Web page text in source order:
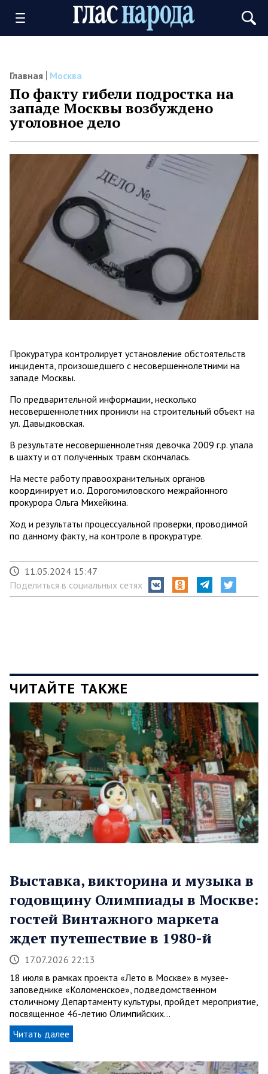
Главная Москва
По факту гибели подростка на
западе Москвы возбуждено
уголовное дело
Прокуратура контролирует установление обстоятельств
инцидента, произошедшего с несовершеннолетними на
западе Москвы.
По предварительной информации, несколько
несовершеннолетних проникли на строительный объект на
ул. Давыдковская.
В результате несовершеннолетняя девочка 2009 г.р. упала
в шахту и от полученных травм скончалась.
На месте работу правоохранительных органов
координирует и.о. Дорогомиловского межрайонного
прокурора Ольга Михейкина.
Ход и результаты процессуальной проверки, проводимой
по данному факту, на контроле в прокуратуре.
11.05.2024 15:47
Поделиться в социальных сетях
ЧИТАЙТЕ ТАКЖЕ
Выставка, викторина и музыка в
годовщину Олимпиады в Москве:
гостей Винтажного маркета
ждет путешествие в 1980-й
17.07.2026 22:13
18 июля в рамках проекта «Лето в Москве» в музее-
заповеднике «Коломенское», подведомственном
столичному Департаменту культуры, пройдет мероприятие,
посвященное 46-летию Олимпийских…
Читать далее